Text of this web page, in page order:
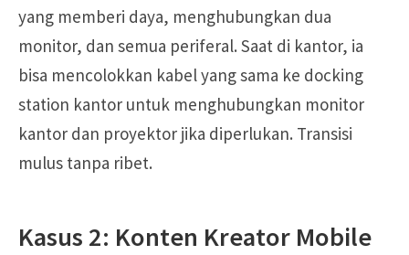
yang memberi daya, menghubungkan dua
monitor, dan semua periferal. Saat di kantor, ia
bisa mencolokkan kabel yang sama ke docking
station kantor untuk menghubungkan monitor
kantor dan proyektor jika diperlukan. Transisi
mulus tanpa ribet.
Kasus 2: Konten Kreator Mobile